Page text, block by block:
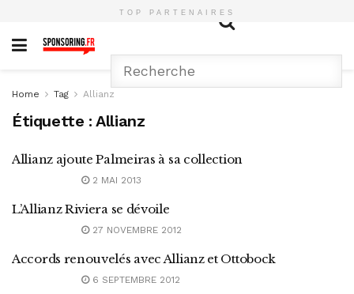
TOP PARTENAIRES
Home Tag Allianz
Étiquette :Allianz
Allianz ajoute Palmeiras à sa collection
2 MAI 2013
L’Allianz Riviera se dévoile
27 NOVEMBRE 2012
Accords renouvelés avec Allianz et Ottobock
6 SEPTEMBRE 2012